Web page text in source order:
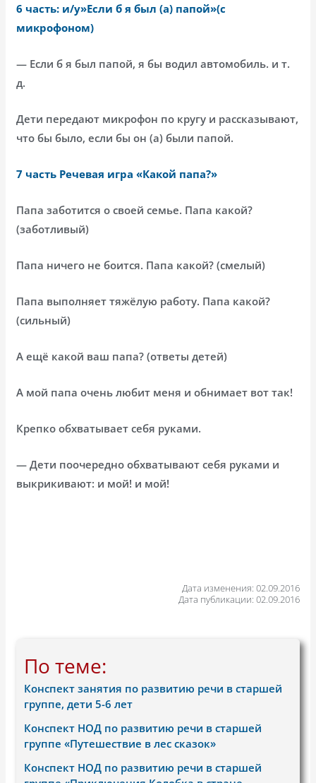
6 часть: и/у»Если б я был (а) папой»(с
микрофоном)
— Если б я был папой, я бы водил автомобиль. и т.
д.
Дети передают микрофон по кругу и рассказывают,
что бы было, если бы он (а) были папой.
7 часть Речевая игра «Какой папа?»
Папа заботится о своей семье. Папа какой?
(заботливый)
Папа ничего не боится. Папа какой? (смелый)
Папа выполняет тяжёлую работу. Папа какой?
(сильный)
А ещё какой ваш папа? (ответы детей)
А мой папа очень любит меня и обнимает вот так!
Крепко обхватывает себя руками.
— Дети поочередно обхватывают себя руками и
выкрикивают: и мой! и мой!
Дата изменения: 02.09.2016
Дата публикации: 02.09.2016
По теме:
Конспект занятия по развитию речи в старшей
группе, дети 5-6 лет
Конспект НОД по развитию речи в старшей
группе «Путешествие в лес сказок»
Конспект НОД по развитию речи в старшей